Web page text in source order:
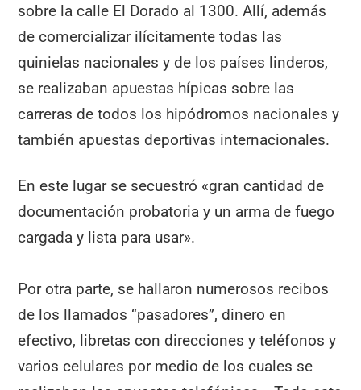
sobre la calle El Dorado al 1300. Allí, además
de comercializar ilícitamente todas las
quinielas nacionales y de los países linderos,
se realizaban apuestas hípicas sobre las
carreras de todos los hipódromos nacionales y
también apuestas deportivas internacionales.
En este lugar se secuestró «gran cantidad de
documentación probatoria y un arma de fuego
cargada y lista para usar».
Por otra parte, se hallaron numerosos recibos
de los llamados “pasadores”, dinero en
efectivo, libretas con direcciones y teléfonos y
varios celulares por medio de los cuales se